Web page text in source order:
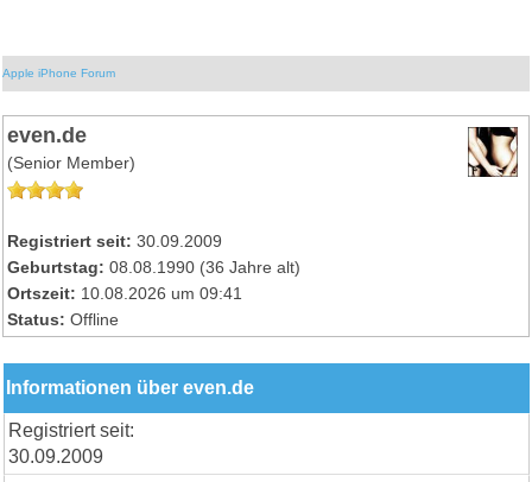
Apple iPhone Forum
even.de
(Senior Member)
Registriert seit: 30.09.2009
Geburtstag: 08.08.1990 (36 Jahre alt)
Ortszeit: 10.08.2026 um 09:41
Status: Offline
Informationen über even.de
Registriert seit:
30.09.2009